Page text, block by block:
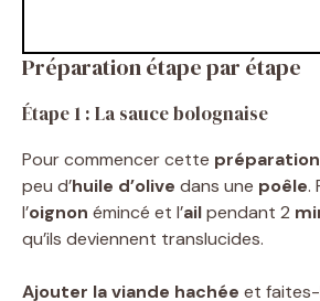
Préparation étape par étape
Étape 1 : La sauce bolognaise
Pour commencer cette préparation
peu d’huile d’olive dans une poêle.
l’oignon émincé et l’ailpendant 2
qu’ils deviennent translucides.
Ajouter la viande hachée et